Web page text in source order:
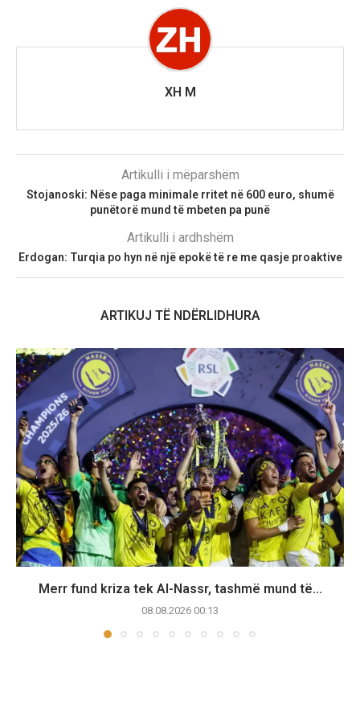
XH M
Artikulli i mëparshëm
Stojanoski: Nëse paga minimale rritet në 600 euro, shumë
punëtorë mund të mbeten pa punë
Artikulli i ardhshëm
Erdogan: Turqia po hyn në një epokë të re me qasje proaktive
ARTIKUJ TË NDËRLIDHURA
Merr fund kriza tek Al-Nassr, tashmë mund të...
08.08.2026 00:13